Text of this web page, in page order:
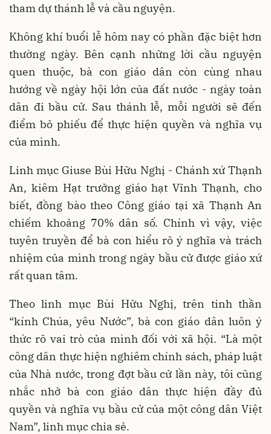
tham dự thánh lễ và cầu nguyện.
Không khí buổi lễ hôm nay có phần đặc biệt hơn
thường ngày. Bên cạnh những lời cầu nguyện
quen thuộc, bà con giáo dân còn cùng nhau
hướng về ngày hội lớn của đất nước - ngày toàn
dân đi bầu cử. Sau thánh lễ, mỗi người sẽ đến
điểm bỏ phiếu để thực hiện quyền và nghĩa vụ
của mình.
Linh mục Giuse Bùi Hữu Nghị - Chánh xứ Thạnh
An, kiêm Hạt trưởng giáo hạt Vĩnh Thạnh, cho
biết, đồng bào theo Công giáo tại xã Thạnh An
chiếm khoảng 70% dân số. Chính vì vậy, việc
tuyên truyền để bà con hiểu rõ ý nghĩa và trách
nhiệm của mình trong ngày bầu cử được giáo xứ
rất quan tâm.
Theo linh mục Bùi Hữu Nghị, trên tinh thần
“kính Chúa, yêu Nước”, bà con giáo dân luôn ý
thức rõ vai trò của mình đối với xã hội. “Là một
công dân thực hiện nghiêm chính sách, pháp luật
của Nhà nước, trong đợt bầu cử lần này, tôi cũng
nhắc nhở bà con giáo dân thực hiện đầy đủ
quyền và nghĩa vụ bầu cử của một công dân Việt
Nam”, linh mục chia sẻ.